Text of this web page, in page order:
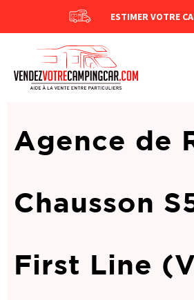
ESTIMER VOTRE
Agence de
Chausson
First Line